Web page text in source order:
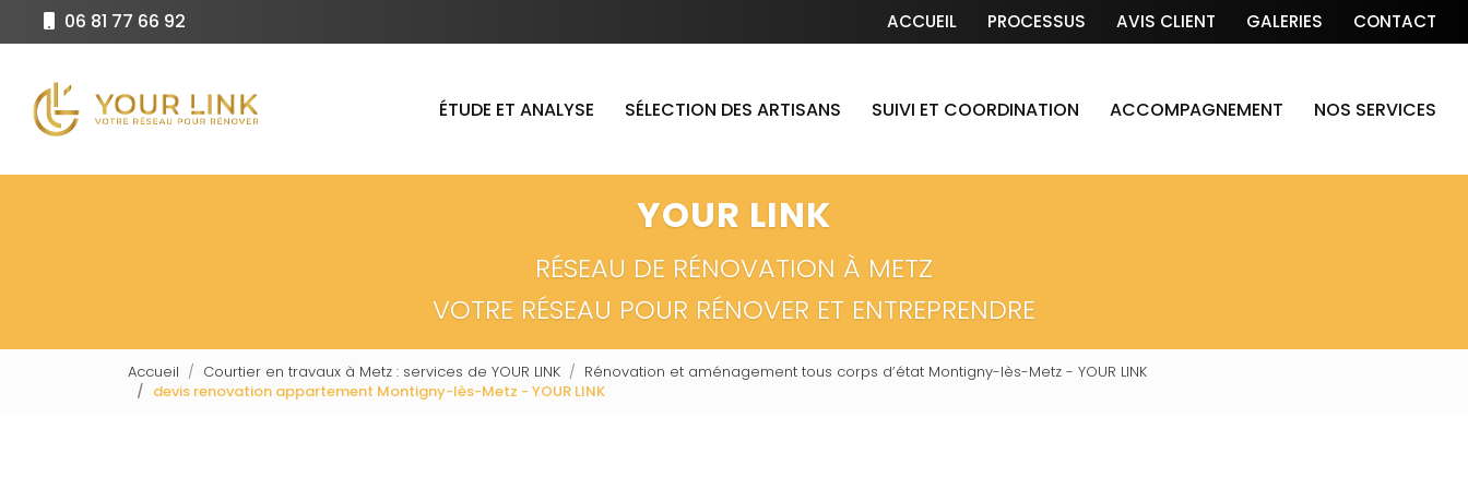
principal
06 81 77 66 92 Navigation secondaire
ACCUEIL PROCESSUS AVIS CLIENT GALERIES CONTACT
ÉTUDE ET ANALYSE SÉLECTION DES ARTISANS SUIVI ET COORDINATION ACCOMPAGNEMENT NOS SERVICES
YOUR LINK
RÉSEAU DE RÉNOVATION À METZ
VOTRE RÉSEAU POUR RÉNOVER ET ENTREPRENDRE
Accueil Courtier en travaux à Metz : services de YOUR LINK
Rénovation et aménagement tous corps d’état Montigny-lès-Metz - YOUR LINK
devis renovation appartement Montigny-lès-Metz - YOUR LINK